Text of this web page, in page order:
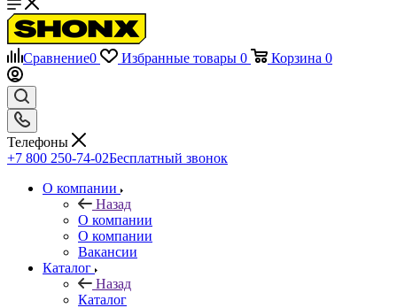
Сравнение0 Избранные товары 0 Корзина 0
Телефоны
+7 800 250-74-02Бесплатный звонок
О компании
Назад
О компании
О компании
Вакансии
Каталог
Назад
Каталог